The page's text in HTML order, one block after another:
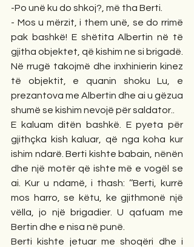
-Po unë ku do shkoj?, më tha Berti.
- Mos u mërzit, i them unë, se do rrimë
pak bashkë! E shëtita Albertin në të
gjitha objektet, që kishim ne si brigadë.
Në rrugë takojmë dhe inxhinierin kinez
të objektit, e quanin shoku Lu, e
prezantova me Albertin dhe ai u gëzua
shumë se kishim nevojë për saldator..
E kaluam ditën bashkë. E pyeta për
gjithçka kish kaluar, që nga koha kur
ishim ndarë. Berti kishte babain, nënën
dhe një motër që ishte më e vogël se
ai. Kur u ndamë, i thash: ’’Berti, kurrë
mos harro, se këtu, ke gjithmonë një
vëlla, jo një brigadier. U qafuam me
Bertin dhe e nisa në punë.
Berti kishte jetuar me shoqëri dhe i